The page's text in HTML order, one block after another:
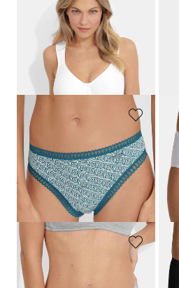
MISS MARY
Slip maxi en Powermesh
Slip
SLOGGI
Lot de 3 jazzpants en dentelle
13,96 €19,95 €
Meilleur prix sur 30 jours** : 15,96 €
(-12%)
(-16%)
NINA V. C.
Lot de 2 slips jazzpant